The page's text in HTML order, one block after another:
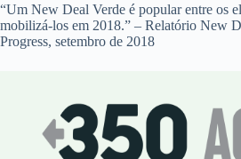
“Um New Deal Verde é popular entre os
mobilizá-los em 2018.” – Relatório New
Progress, setembro de 2018